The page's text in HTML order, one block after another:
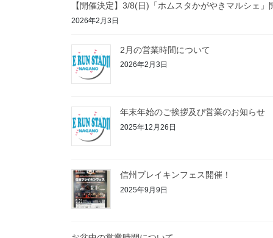
【開催決定】3/8(日)「ホムスタかがやきマルシェ」
2026年2月3日
2月の営業時間について
2026年2月3日
年末年始のご挨拶及び営業のお知らせ
2025年12月26日
信州ブレイキンフェス開催！
2025年9月9日